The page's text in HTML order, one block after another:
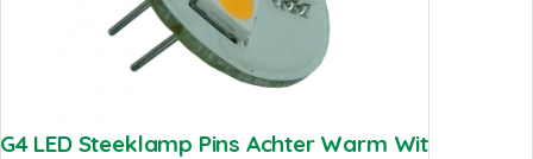
G4 LED Steeklamp Pins Achter Warm Wit